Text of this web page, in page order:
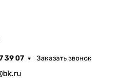
39 07 Заказать звонок